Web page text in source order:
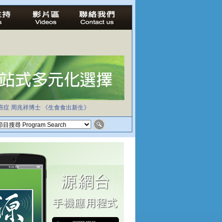
症 周兆祥博士 《生食食出新生》